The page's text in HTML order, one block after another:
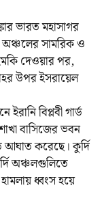
ভারত মহাসাগর
অঞ্চলের সামরিক ও
দেওয়ার পর,
উপর ইসরায়েল
ইরানি বিপ্লবী গার্ড
বাসিজের ভবন
আঘাত করেছে। কুর্দি
অঞ্চলগুলিতে
ধ্বংস হয়ে